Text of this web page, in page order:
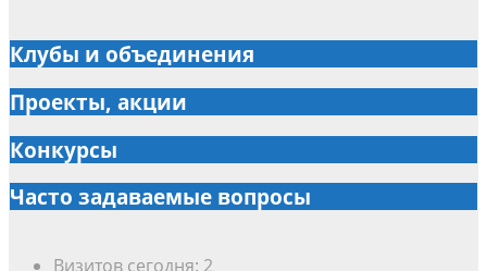
Клубы и объединения
Проекты, акции
Конкурсы
Часто задаваемые вопросы
Визитов сегодня: 2